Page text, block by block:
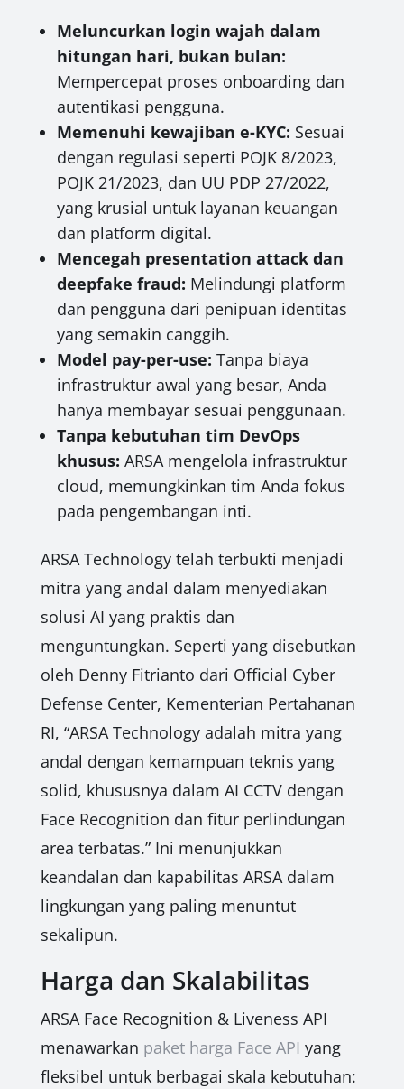
Meluncurkan login wajah dalam
hitungan hari, bukan bulan:
Mempercepat proses onboarding dan
autentikasi pengguna.
Memenuhi kewajiban e-KYC: Sesuai
dengan regulasi seperti POJK 8/2023,
POJK 21/2023, dan UU PDP 27/2022,
yang krusial untuk layanan keuangan
dan platform digital.
Mencegah presentation attack dan
deepfake fraud: Melindungi platform
dan pengguna dari penipuan identitas
yang semakin canggih.
Model pay-per-use: Tanpa biaya
infrastruktur awal yang besar, Anda
hanya membayar sesuai penggunaan.
Tanpa kebutuhan tim DevOps
khusus: ARSA mengelola infrastruktur
cloud, memungkinkan tim Anda fokus
pada pengembangan inti.
ARSA Technology telah terbukti menjadi
mitra yang andal dalam menyediakan
solusi AI yang praktis dan
menguntungkan. Seperti yang disebutkan
oleh Denny Fitrianto dari Official Cyber
Defense Center, Kementerian Pertahanan
RI, “ARSA Technology adalah mitra yang
andal dengan kemampuan teknis yang
solid, khususnya dalam AI CCTV dengan
Face Recognition dan fitur perlindungan
area terbatas.” Ini menunjukkan
keandalan dan kapabilitas ARSA dalam
lingkungan yang paling menuntut
sekalipun.
Harga dan Skalabilitas
ARSA Face Recognition & Liveness API
menawarkan paket harga Face API yang
fleksibel untuk berbagai skala kebutuhan: